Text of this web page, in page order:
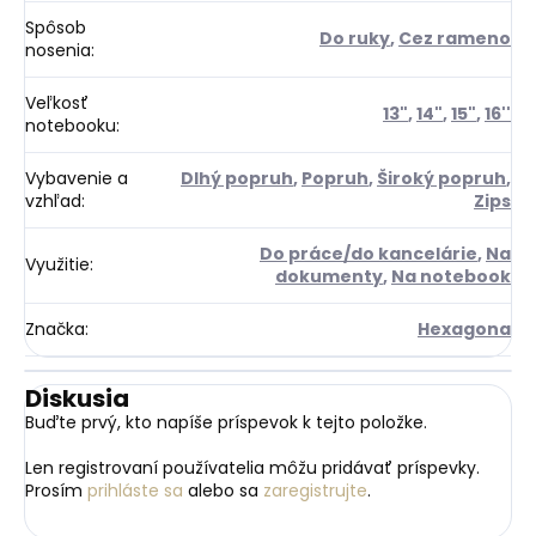
Spôsob
nosenia: Do ruky, Cez rameno
Veľkosť
notebooku: 13",14",15",16''
Vybavenie a
vzhľad:
Dlhý popruh, Popruh, Široký popruh,
Zips
Využitie: Do práce/do kancelárie, Na
dokumenty, Na notebook
Značka: Hexagona
Diskusia
Buďte prvý, kto napíše príspevok k tejto položke.
Len registrovaní používatelia môžu pridávať príspevky.
Prosím prihláste sa alebo sa zaregistrujte.